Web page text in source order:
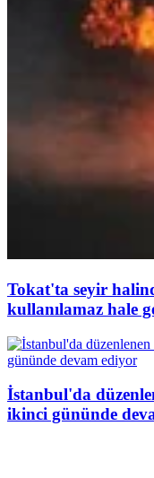
Tokat'ta seyir
kullanılamaz hale
İstanbul'da
ikinci gününde